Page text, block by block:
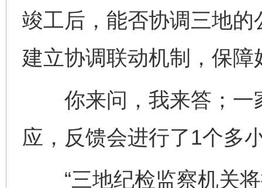
竣工后，能否协调三地
建立协调联动机制，保障
你来问，我来答；一
应，反馈会进行了1个多
“三地纪检监察机关将